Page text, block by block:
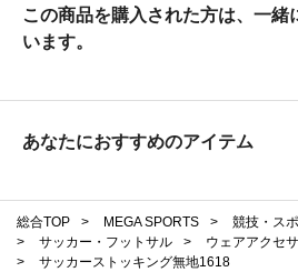
この商品を購入された方は、一緒
います。
あなたにおすすめのアイテム
総合TOP > MEGA SPORTS >
競技・ス
>
サッカー・フットサル > ウェアアクセ
>
サッカーストッキング無地1618